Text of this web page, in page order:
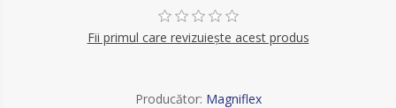
Fii primul care revizuiește acest produs
Producător: Magniflex